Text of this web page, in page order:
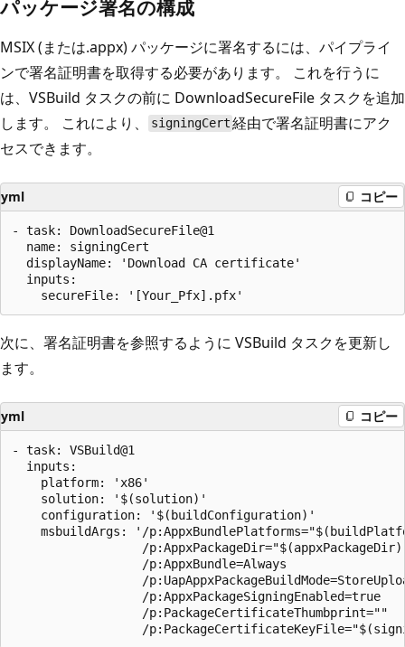
パッケージ署名の構成
MSIX (または.appx) パッケージに署名するには、パイプライ
ンで署名証明書を取得する必要があります。 これを行うに
は、VSBuild タスクの前に DownloadSecureFile タスクを追加
します。 これにより、
signingCert 経由で署名証明書にアク
セスできます。
yml コピー
- task: DownloadSecureFile@1
  name: signingCert
  displayName: 'Download CA certificate'
  inputs:
次に、署名証明書を参照するように VSBuild タスクを更新し
ます。
yml コピー
- task: VSBuild@1
  inputs:
    platform: 'x86'
    solution: '$(solution)'
    configuration: '$(buildConfiguration)'
msbuildArgs: '/
/
                  /p:AppxBundle=Always
/
                  /p:AppxPackageSigningEnabled=true
                  /p:PackageCertificateThumbprint=""